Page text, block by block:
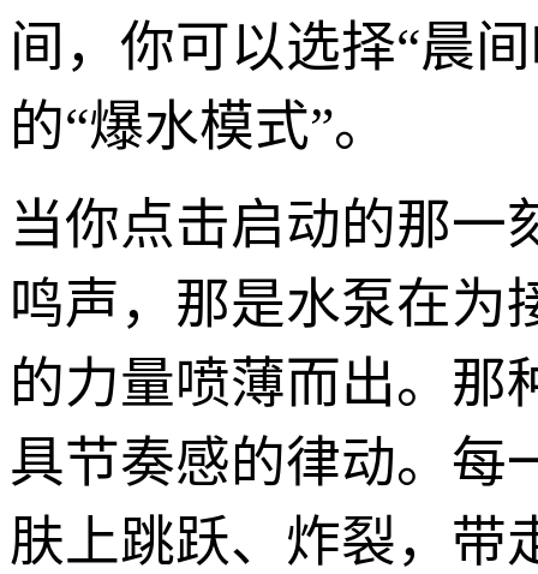
间，你可以选择“晨
的“爆水模式”。
当你点击启动的那一
鸣声，那是水泵在为
的力量喷薄而出。那
具节奏感的律动。每
肤上跳跃、炸裂，带